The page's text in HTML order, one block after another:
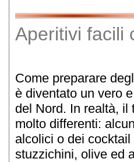
Aperitivi facili
Come preparare
è diventato un vero
del Nord. In realtà, il
molto differenti:
alcolici o dei
stuzzichini, olive ed